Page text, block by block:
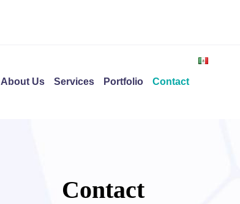
About Us Services Portfolio Contact
Contact